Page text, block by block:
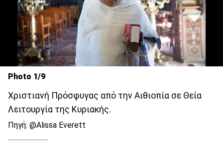
Photo 1/9
Χριστιανή Πρόσφυγας από την Αιθιοπία σε Θεία
Λειτουργία της Κυριακής.
Πηγή: @Alissa Everett